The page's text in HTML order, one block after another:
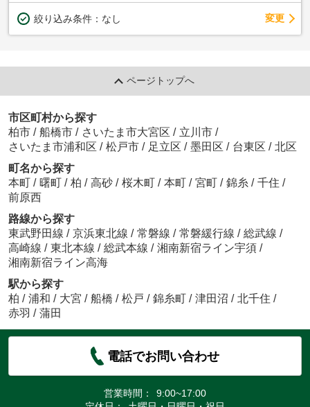
絞り込み条件： なし 変更
ページトップへ
市区町村から探す
柏市 / 船橋市 / さいたま市大宮区 / 立川市 /
さいたま市浦和区 / 松戸市 / 足立区 / 墨田区 / 台東区 / 北区
町名から探す
本町 / 曙町 / 柏 / 高砂 / 桜木町 / 本町 / 宮町 / 錦糸 / 千住 /
前原西
路線から探す
東武野田線 / 京浜東北線 / 常磐線 / 常磐緩行線 / 総武線 /
高崎線 / 東北本線 / 総武本線 / 湘南新宿ライン宇須 /
湘南新宿ライン高海
駅から探す
柏 / 浦和 / 大宮 / 船橋 / 松戸 / 錦糸町 / 津田沼 / 北千住 /
赤羽 / 蒲田
電話でお問い合わせ
営業時間：
9:00~17:00